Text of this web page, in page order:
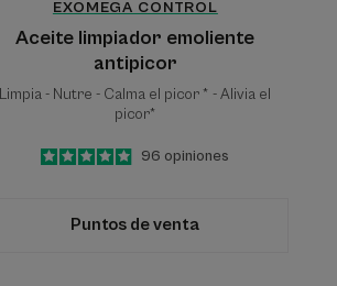
EXOMEGA CONTROL
Aceite limpiador emoliente
antipicor
Limpia - Nutre - Calma el picor * - Alivia el
picor*
4.9
/
5
96 opiniones
Puntos de venta